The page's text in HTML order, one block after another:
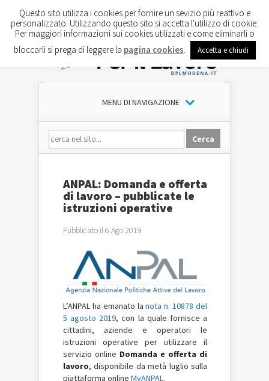
MENU DI NAVIGAZIONE
ANPAL: Domanda e offerta
di lavoro – pubblicate le
istruzioni operative
Pubblicato il 6 Ago 2019
L’ANPAL ha emanato lanota n. 10878 del
5 agosto 2019, con la quale fornisce a
cittadini, aziende e operatori le
istruzioni operative per utilizzare il
servizio online Domanda e offerta di
lavoro, disponibile da metà luglio sulla
piattaforma online MyANPAL.
Questo sito utilizza i cookies per fornire un sevizio più reattivo e
personalizzato. Utilizzando questo sito si accetta l'utilizzo di cookie.
Per maggiori informazioni sui cookies utilizzati e come eliminarli o
bloccarli si prega di leggere la pagina cookies Accetta e chiudi